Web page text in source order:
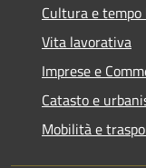
Cultura e
Vita lavorativa
Imprese e
Catasto e
Mobilità e